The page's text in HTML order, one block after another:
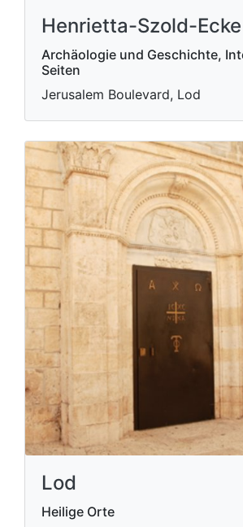
Henrietta-Szold-Ecke
Archäologie und Geschichte,
Seiten
Jerusalem Boulevard, Lod
Lod
Heilige Orte